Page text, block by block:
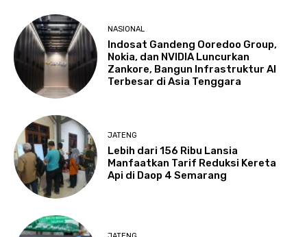
NASIONAL
Indosat Gandeng Ooredoo Group,
Nokia, dan NVIDIA Luncurkan
Zankore, Bangun Infrastruktur AI
Terbesar di Asia Tenggara
JATENG
Lebih dari 156 Ribu Lansia
Manfaatkan Tarif Reduksi Kereta
Api di Daop 4 Semarang